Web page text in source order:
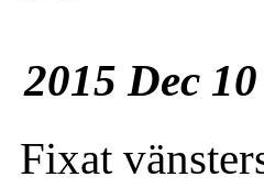
2015 Dec 10
Fixat